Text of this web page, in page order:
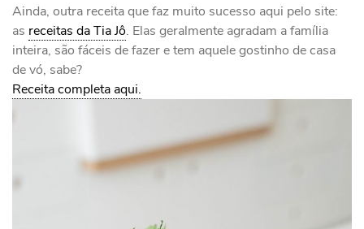
Ainda, outra receita que faz muito sucesso aqui pelo site:
as receitas da Tia Jô. Elas geralmente agradam a família
inteira, são fáceis de fazer e tem aquele gostinho de casa
de vó, sabe?
Receita completa aqui.